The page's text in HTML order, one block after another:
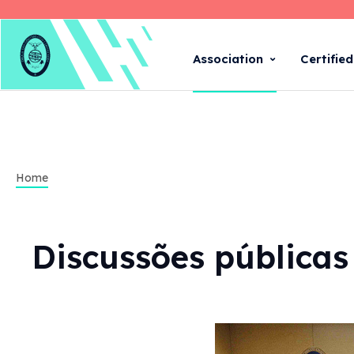
Association
Home
Discussões públicas